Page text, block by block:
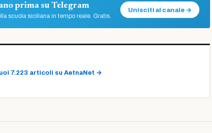
prima su Telegram
scuola siciliana in tempo reale. Gratis.
Unisciti al canale →
7.223 articoli su AetnaNet →